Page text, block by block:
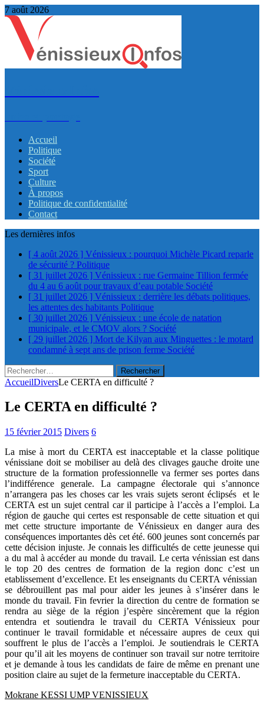
7 août 2026
Accueil
Politique
Société
Sport
Culture
À propos
Politique de confidentialité
Contact
Les dernières infos
[ 4 août 2026 ] Vénissieux : pourquoi Michèle Picard reparle
de sécurité ? Politique
[ 31 juillet 2026 ] Vénissieux : rue Germaine Tillion fermée
du 4 au 6 août pour travaux d’eau potable Société
[ 31 juillet 2026 ] Vénissieux : derrière les débats politiques,
les attentes des habitants Politique
[ 30 juillet 2026 ] Vénissieux : une école de natation
municipale, et le CMOV alors ? Société
[ 29 juillet 2026 ] Mort de Kilyan aux Minguettes : le motard
condamné à sept ans de prison ferme Société
Rechercher :
AccueilDiversLe CERTA en difficulté ?
Le CERTA en difficulté ?
15 février 2015 Divers 6
La mise à mort du CERTA est inacceptable et la classe politique
vénissiane doit se mobiliser au delà des clivages gauche droite une
structure de la formation professionnelle va fermer ses portes dans
l’indifférence generale. La campagne électorale qui s’annonce
n’arrangera pas les choses car les vrais sujets seront éclipsés et le
CERTA est un sujet central car il participe à l’accès a l’emploi. La
région de gauche qui certes est responsable de cette situation et qui
met cette structure importante de Vénissieux en danger aura des
conséquences importantes dès cet été. 600 jeunes sont concernés par
cette décision injuste. Je connais les difficultés de cette jeunesse qui
a du mal à accéder au monde du travail. Le certa vénissian est dans
le top 20 des centres de formation de la region donc c’est un
etablissement d’excellence. Et les enseignants du CERTA vénissian
se débrouillent pas mal pour aider les jeunes à s’insérer dans le
monde du travail. Fin fevrier la direction du centre de formation se
rendra au siège de la région j’espère sincèrement que la région
entendra et soutiendra le travail du CERTA Vénissieux pour
continuer le travail formidable et nécessaire aupres de ceux qui
souffrent le plus de l’accès a l’emploi. Je soutiendrais le CERTA
pour qu’il ait les moyens de continuer son travail sur notre territoire
et je demande à tous les candidats de faire de même en prenant une
position claire au sujet de la fermeture inacceptable du CERTA.
Mokrane KESSI UMP VENISSIEUX